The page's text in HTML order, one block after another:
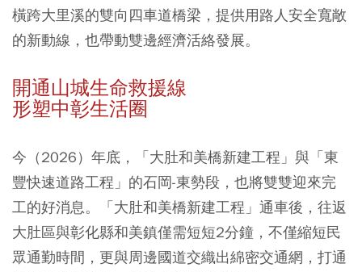
橫跨大里溪的雙向四車道橋梁，提供用路人安全寬敞
的新動線，也帶動雙邊經濟活絡發展。
開通山城生命救援線
形塑中彰生活圈
今（2026）年底，「大肚和美橋新建工程」與「東
豐快速道路工程」的石岡-東勢段，也將雙雙迎來完
工的好消息。「大肚和美橋新建工程」通車後，往返
大肚區與彰化縣和美鎮僅需短短2分鐘，不僅縮短民
眾通勤時間，更與周邊國道交織出綿密交通網，打通